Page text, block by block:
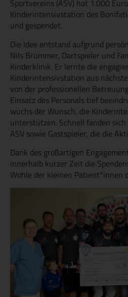
Sportvereins (ASV) hat 1.000
Kinderintensivstation des
und gespendet.
Die Idee entstand aufgrund
Nils Brümmer, Dartspieler und
Kinderklinik. Er lernte die
Kinderintensivstation aus
von der professionellen
Einsatz des Personals tief
wuchs der Wunsch, die
unterstützen. Schnell fanden
ASV sowie Gastspieler, die die
Dank des großartigen
innerhalb kurzer Zeit die
Wohle der kleinen Patient*innen